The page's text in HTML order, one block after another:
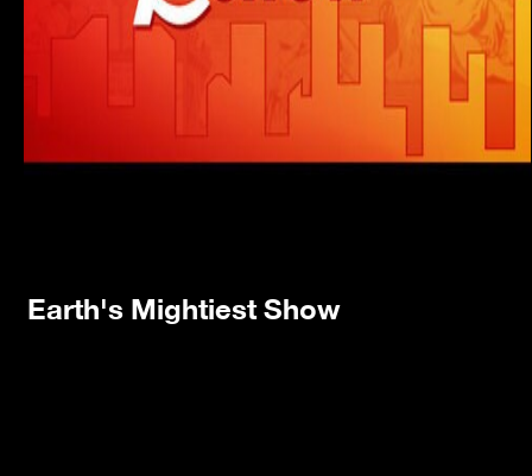
Earth's Mightiest Show